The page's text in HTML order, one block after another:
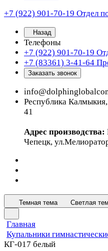
+7 (922) 901-70-19 Отдел
Назад
Телефоны
+7 (922) 901-70-19
+7 (83361) 3-41-64
Заказать звонок
Республика
41
Адрес производства:
Чепецк,
Темная тема Светлая
Главная
Купальники
КГ-017 белый